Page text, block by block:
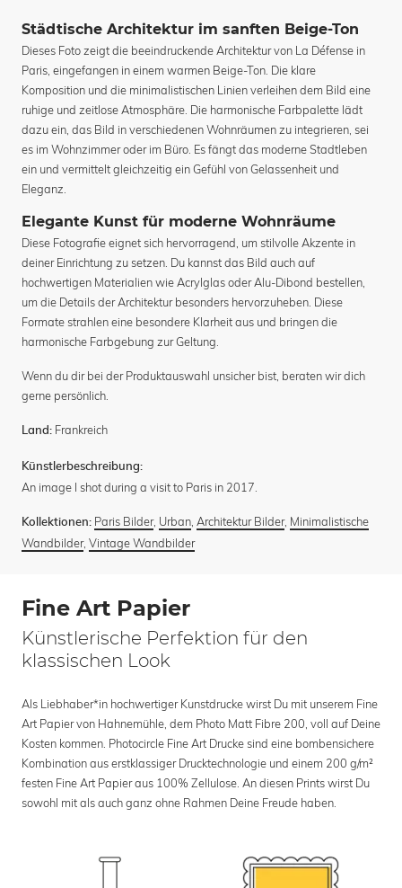
Städtische Architektur im sanften Beige-Ton
Dieses Foto zeigt die beeindruckende Architektur von La Défense in
Paris, eingefangen in einem warmen Beige-Ton. Die klare
Komposition und die minimalistischen Linien verleihen dem Bild eine
ruhige und zeitlose Atmosphäre. Die harmonische Farbpalette lädt
dazu ein, das Bild in verschiedenen Wohnräumen zu integrieren, sei
es im Wohnzimmer oder im Büro. Es fängt das moderne Stadtleben
ein und vermittelt gleichzeitig ein Gefühl von Gelassenheit und
Eleganz.
Elegante Kunst für moderne Wohnräume
Diese Fotografie eignet sich hervorragend, um stilvolle Akzente in
deiner Einrichtung zu setzen. Du kannst das Bild auch auf
hochwertigen Materialien wie Acrylglas oder Alu-Dibond bestellen,
um die Details der Architektur besonders hervorzuheben. Diese
Formate strahlen eine besondere Klarheit aus und bringen die
harmonische Farbgebung zur Geltung.
Wenn du dir bei der Produktauswahl unsicher bist, beraten wir dich
gerne persönlich.
Land: Frankreich
Künstlerbeschreibung:
An image I shot during a visit to Paris in 2017.
Kollektionen: Paris Bilder, Urban Architektur Bilder, Minimalistische
Wandbilder, Vintage Wandbilder
Fine Art Papier
Künstlerische Perfektion für den
klassischen Look
Als Liebhaber*in hochwertiger Kunstdrucke wirst Du mit unserem Fine
Art Papier von Hahnemühle, dem Photo Matt Fibre 200, voll auf Deine
Kosten kommen. Photocircle Fine Art Drucke sind eine bombensichere
Kombination aus erstklassiger Drucktechnologie und einem 200 g/m²
festen Fine Art Papier aus 100% Zellulose. An diesen Prints wirst Du
sowohl mit als auch ganz ohne Rahmen Deine Freude haben.